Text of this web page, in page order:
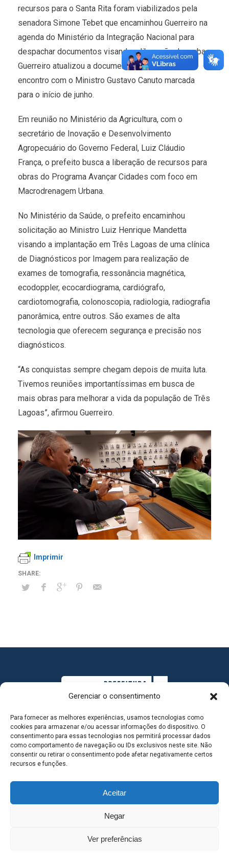
Gerenciar o consentimento
Para fornecer as melhores experiências, usamos tecnologias como
cookies para armazenar e/ou acessar informações do dispositivo. O
consentimento para essas tecnologias nos permitirá processar dados
como comportamento de navegação ou IDs exclusivos neste site. Não
consentir ou retirar o consentimento pode afetar negativamente certos
recursos e funções.
Aceitar
Negar
Ver preferências
recursos para o Santa Rita foram viabilizados pela
senadora Simone Tebet que encaminhou Guerreiro na
agenda do Ministério da Integração Nacional para
despachar documentos visando a liberação da verba.
Guerreiro atualizou a documentação e aguarda
encontro com o Ministro Gustavo Canuto marcada
para o início de junho.
Em reunião no Ministério da Agricultura, com o
secretário de Inovação e Desenvolvimento
Agropecuário do Governo Federal, Luiz Cláudio
França, o prefeito busca a liberação de recursos para
obras do Programa Avançar Cidades com foco em
Macrodrenagem Urbana.
No Ministério da Saúde, o prefeito encaminhou
solicitação ao Ministro Luiz Henrique Mandetta
visando a implantação em Três Lagoas de uma clínica
de Diagnósticos por Imagem para realização de
exames de tomografia, ressonância magnética,
ecodoppler, ecocardiograma, cardiógrafo,
cardiotomografia, colonoscopia, radiologia, radiografia
panorâmica, entre outros. São exames de alta
tecnologia que oferecem segurança e precisão nos
diagnósticos.
“As conquistas sempre chegam depois de muita luta.
Tivemos reuniões importantíssimas em busca de
mais obras para melhorar a vida da população de Três
Lagoas”, afirmou Guerreiro.
Imprimir
MAPA DO SITE
SEDE DO ADMINISTRATIVO MUNICIPAL - Avenida